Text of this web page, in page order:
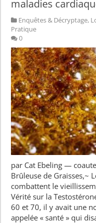
maladies
Enquêtes & Décryptage,
Pratique
0
par Cat Ebeling —
Brûleuse de Graisses,~
combattent le
Vérité sur la
60 et 70, il y avait une
appelée « santé » qui